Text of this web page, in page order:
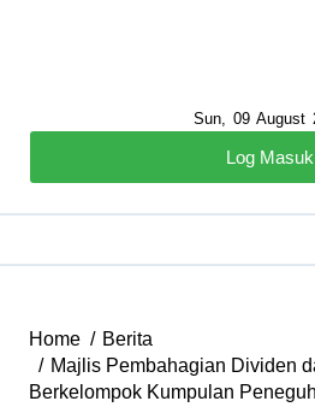
Log Masuk
Sun, 09 August
Home
Berita
Majlis Pembahagian Dividen
Berkelompok Kumpulan